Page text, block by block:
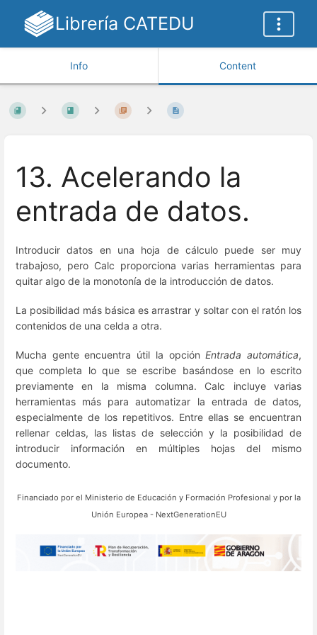
Librería CATEDU
Info Content
13. Acelerando la
entrada de datos.
Introducir datos en una hoja de cálculo puede ser muy
trabajoso, pero Calc proporciona varias herramientas para
quitar algo de la monotonía de la introducción de datos.
La posibilidad más básica es arrastrar y soltar con el ratón los
contenidos de una celda a otra.
Mucha gente encuentra útil la opciónEntrada automática,
que completa lo que se escribe basándose en lo escrito
previamente en la misma columna. Calc incluye varias
herramientas más para automatizar la entrada de datos,
especialmente de los repetitivos. Entre ellas se encuentran
rellenar celdas, las listas de selección y la posibilidad de
introducir información en múltiples hojas del mismo
documento.
Financiado por el Ministerio de Educación y Formación Profesional y por la
Unión Europea - NextGenerationEU